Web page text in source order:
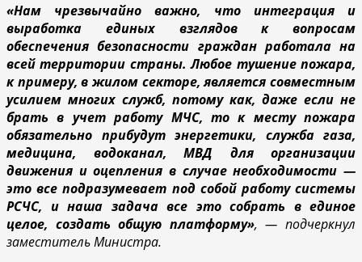
«Нам чрезвычайно важно, что интеграция и
выработка единых взглядов к вопросам
обеспечения безопасности граждан работала на
всей территории страны. Любое тушение пожара,
к примеру, в жилом секторе, является совместным
усилием многих служб, потому как, даже если не
брать в учет работу МЧС, то к месту пожара
обязательно прибудут энергетики, служба газа,
медицина, водоканал, МВД для организации
движения и оцепления в случае необходимости —
это все подразумевает под собой работу системы
РСЧС, и наша задача все это собрать в единое
целое, создать общую платформу», — подчеркнул
заместитель Министра.